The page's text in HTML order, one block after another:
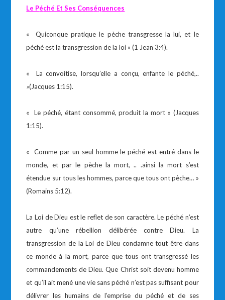
Le Péché Et Ses Conséquences
« Quiconque pratique le pèche transgresse la lui, et le
péché est la transgression de la loi » (1 Jean 3:4).
« La convoitise, lorsqu’elle a conçu, enfante le péché,..
»(Jacques 1:15).
« Le péché, étant consommé, produit la mort » (Jacques
1:15).
« Comme par un seul homme le péché est entré dans le
monde, et par le pèche la mort, .. .ainsi la mort s’est
étendue sur tous les hommes, parce que tous ont pèche… »
(Romains 5:12).
La Loi de Dieu est le reflet de son caractère. Le péché n’est
autre qu’une rébellion délibérée contre Dieu. La
transgression de la Loi de Dieu condamne tout être dans
ce monde à la mort, parce que tous ont transgressé les
commandements de Dieu. Que Christ soit devenu homme
et qu’il ait mené une vie sans péché n’est pas suffisant pour
délivrer les humains de l’emprise du péché et de ses